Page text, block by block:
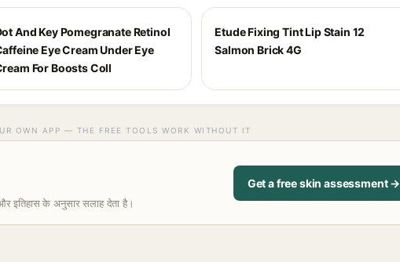
And Key Pomegranate Retinol
Eye Cream Under Eye
For Boosts Coll
Etude Fixing Tint Lip Stain 12
Salmon Brick 4G
OWN APP — THE FREE TOOLS WORK WITHOUT IT
इतिहास के अनुसार सलाह देता है।
Get a free skin assessment →